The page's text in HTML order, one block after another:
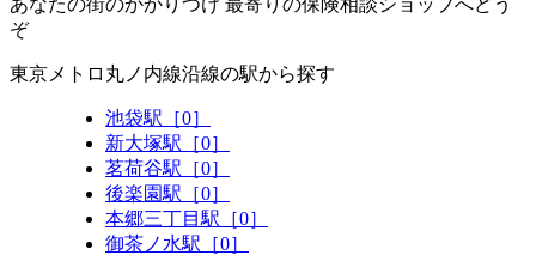
ぞ
東京メトロ丸ノ内線沿線の駅から探す
池袋駅［0］
新大塚駅［0］
茗荷谷駅［0］
後楽園駅［0］
本郷三丁目駅［0］
御茶ノ水駅［0］